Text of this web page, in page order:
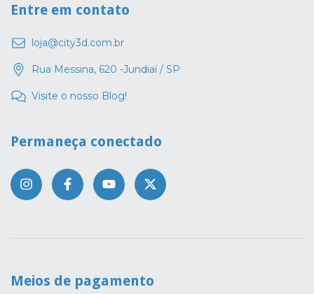
Entre em contato
loja@city3d.com.br
Rua Messina, 620 -Jundiaí / SP
Visite o nosso Blog!
Permaneça conectado
Meios de pagamento